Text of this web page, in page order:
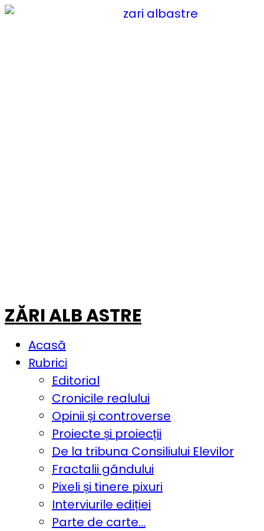
ZĂRI ALB ASTRE
Acasă
Rubrici
Editorial
Cronicile realului
Opinii și controverse
Proiecte și proiecții
De la tribuna Consiliului Elevilor
Fractalii gândului
Pixeli și tinere pixuri
Interviurile ediției
Parte de carte…